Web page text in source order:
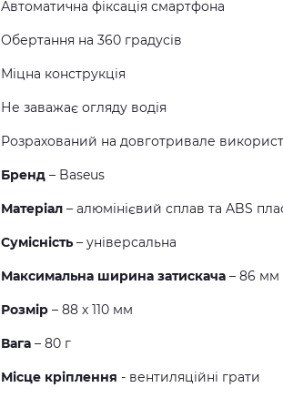
Автоматична фіксація смартфона
Обертання на 360 градусів
Міцна конструкція
Не заважає огляду водія
Розрахований на довготривале
Бренд – Baseus
Матеріал – алюмінієвий сплав та ABS
Сумісність – універсальна
Максимальна ширина затискача – 86 мм
Розмір – 88 х 110 мм
Вага – 80 г
Місце кріплення - вентиляційні грати